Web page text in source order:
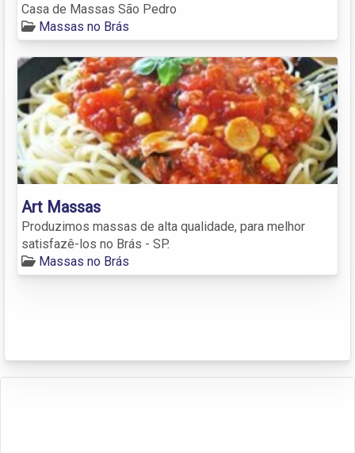
Casa de Massas São Pedro
Massas no Brás
Art Massas
Produzimos massas de alta qualidade, para melhor
satisfazê-los no Brás - SP.
Massas no Brás